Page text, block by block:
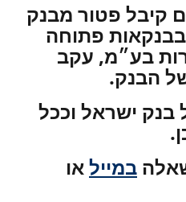
קיבל פטור מבנק
פתוחה
בע״מ, עקב
הבנק.
בנק ישראל וככל
במייל או